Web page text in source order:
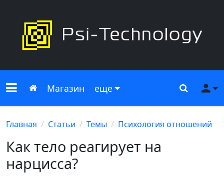
Меню сайта
Главная
Магазин еще Поиск
Главная Статьи Темы Психология отношений
Как тело реагирует на
нарцисса?